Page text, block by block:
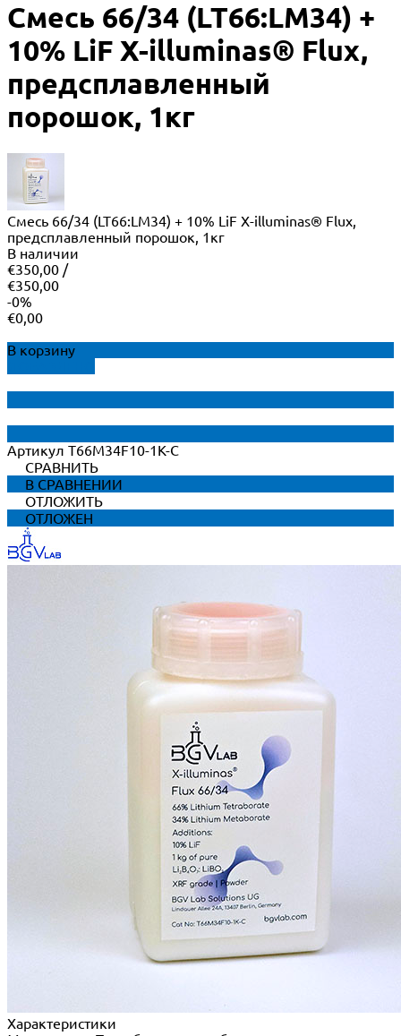
Смесь 66/34 (LT66:LM34) +
10% LiF X-illuminas® Flux,
предсплавленный
порошок, 1кг
Смесь 66/34 (LT66:LM34) + 10% LiF X-illuminas® Flux,
предсплавленный порошок, 1кг
В наличии
€350,00 /
€350,00
-0%
€0,00
В корзину
Артикул T66M34F10-1K-C
СРАВНИТЬ
В СРАВНЕНИИ
ОТЛОЖИТЬ
ОТЛОЖЕН
Характеристики